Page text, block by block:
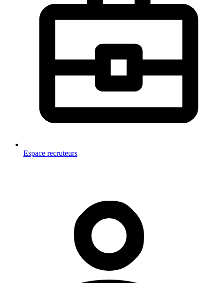
Espace recruteurs